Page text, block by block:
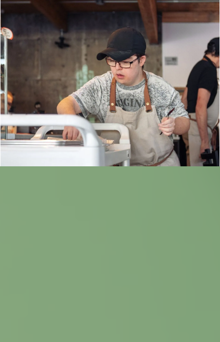
Más información sobre este proyecto